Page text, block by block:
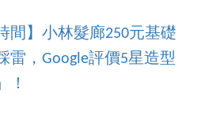
間】小林髮廊250元基礎
雷，Google評價5星造型
！